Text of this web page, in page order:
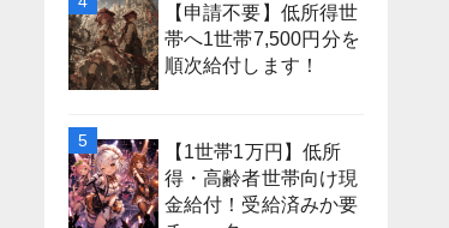
【申請不要】低所得世
帯へ1世帯7,500円分を
順次給付します！
【1世帯1万円】低所
得・高齢者世帯向け現
金給付！受給済みか要